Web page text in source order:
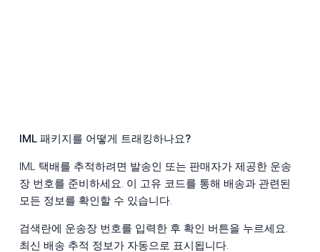
IML 패키지를 어떻게 트래킹하나요?
IML 택배를 추적하려면 발송인 또는 판매자가 제공한 운송
장 번호를 준비하세요. 이 고유 코드를 통해 배송과 관련된
모든 정보를 확인할 수 있습니다.
검색란에 운송장 번호를 입력한 후 확인 버튼을 누르세요.
최신 배송 추적 정보가 자동으로 표시됩니다.